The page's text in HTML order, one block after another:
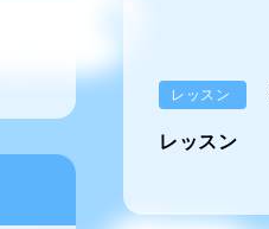
レッスン
レッスン